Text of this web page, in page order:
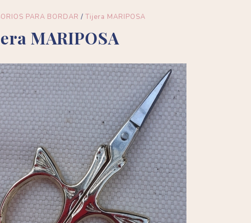
PARA BORDAR / Tijera MARIPOSA
MARIPOSA